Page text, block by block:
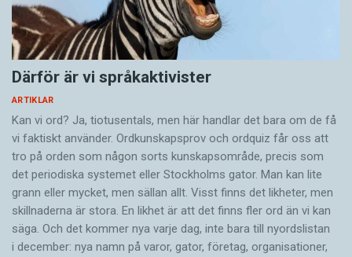
Därför är vi språkaktivister
ARTIKLAR
Kan vi ord? Ja, tiotusentals, men här handlar det bara om de få
vi faktiskt använder. Ordkunskapsprov och ordquiz får oss att
tro på orden som någon sorts kunskapsområde, precis som
det periodiska systemet eller Stockholms gator. Man kan lite
grann eller mycket, men sällan allt. Visst finns det likheter, men
skillnaderna är stora. En likhet är att det finns fler ord än vi kan
säga. Och det kommer nya varje dag, inte bara till nyordslistan
i december: nya namn på varor, gator, företag, organisationer,